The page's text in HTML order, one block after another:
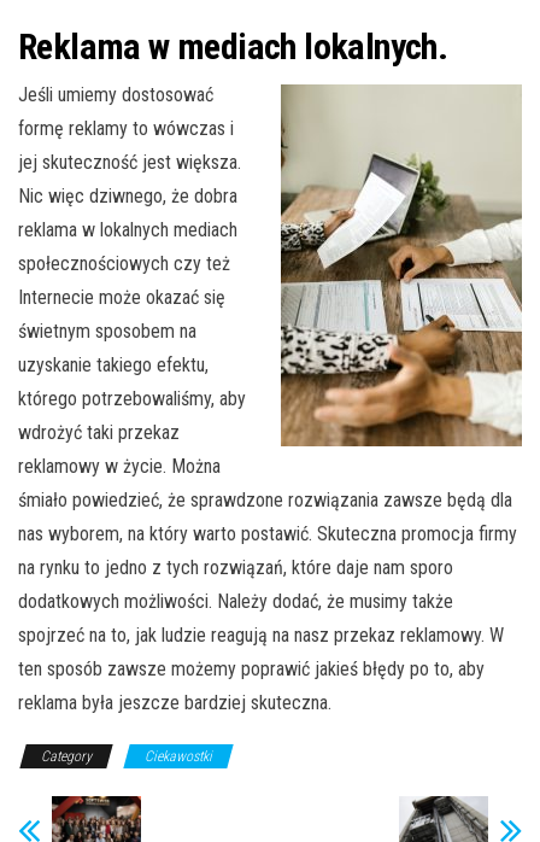
Reklama w mediach lokalnych.
Jeśli umiemy dostosować
formę reklamy to wówczas i
jej skuteczność jest większa.
Nic więc dziwnego, że dobra
reklama w lokalnych mediach
społecznościowych czy też
Internecie może okazać się
świetnym sposobem na
uzyskanie takiego efektu,
którego potrzebowaliśmy, aby
wdrożyć taki przekaz
reklamowy w życie. Można
śmiało powiedzieć, że sprawdzone rozwiązania zawsze będą dla
nas wyborem, na który warto postawić. Skuteczna promocja firmy
na rynku to jedno z tych rozwiązań, które daje nam sporo
dodatkowych możliwości. Należy dodać, że musimy także
spojrzeć na to, jak ludzie reagują na nasz przekaz reklamowy. W
ten sposób zawsze możemy poprawić jakieś błędy po to, aby
reklama była jeszcze bardziej skuteczna.
Category Ciekawostki